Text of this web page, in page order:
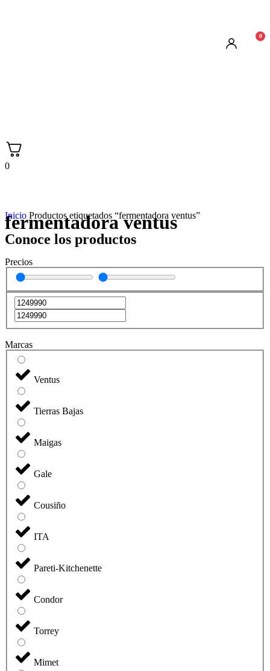
0
0
Inicio Productos etiquetados “fermentadora ventus”
fermentadora ventus
Conoce los productos
Precios
Marcas
Ventus
Tierras Bajas
Maigas
Gale
Cousiño
ITA
Pareti-Kitchenette
Condor
Torrey
Mimet